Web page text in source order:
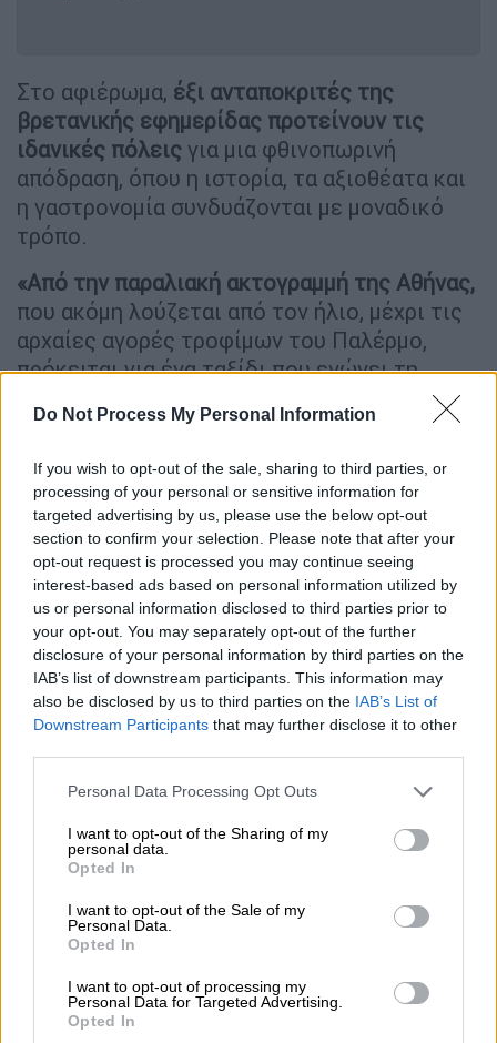
Do Not Process My Personal Information
If you wish to opt-out of the sale, sharing to third parties, or
processing of your personal or sensitive information for
targeted advertising by us, please use the below opt-out
section to confirm your selection. Please note that after your
opt-out request is processed you may continue seeing
interest-based ads based on personal information utilized by
us or personal information disclosed to third parties prior to
your opt-out. You may separately opt-out of the further
disclosure of your personal information by third parties on the
IAB’s list of downstream participants. This information may
also be disclosed by us to third parties on the IAB’s List of
Downstream Participants that may further disclose it to other
Please note that this website/app uses one or more Google
not limited to your visit or usage behaviour. You may click to
grant or deny consent to Google and its third-party tags to
use your data for below specified purposes in below Google
consent section.
Personal Data Processing Opt Outs
I want to opt-out of the Sharing of my
personal data.
Opted In
I want to opt-out of the Sale of my
Personal Data.
Opted In
I want to opt-out of processing my
Personal Data for Targeted Advertising.
Opted In
Στο αφιέρωμα, έξι ανταποκριτές της
βρετανικής εφημερίδας προτείνουν τις
ιδανικές πόλεις για μια φθινοπωρινή
απόδραση, όπου η ιστορία, τα αξιοθέατα και
η γαστρονομία συνδυάζονται με μοναδικό
τρόπο.
«Από την παραλιακή ακτογραμμή της Αθήνας,
που ακόμη λούζεται από τον ήλιο, μέχρι τις
αρχαίες αγορές τροφίμων του Παλέρμο,
πρόκειται για ένα ταξίδι που ενώνει τη
Μεσόγειο μέσα από γεύσεις, αρώματα και
εικόνες», γράφει χαρακτηριστικά ο Guardian.
Αθήνα
Η ανταποκρίτριαHelena Smith, που καλύπτει
Ελλάδα, Τουρκία και Κύπρο, περιγράφει την
Αθήνα ως μια πόλη που «προσφέρει κάτι που
καμία άλλη ευρωπαϊκή πρωτεύουσα δεν
διαθέτει — μια ακτογραμμή άνω των 60
χιλιομέτρων, γεμάτη παραλίες που θα
ζήλευαν πολλά νησιά».
Ακόμη και εκτός σεζόν, ηΑθηναϊκή Ριβιέρα
διατηρεί τη γοητεία της:
«Κολυμπώντας στο χρυσό ηλιοβασίλεμα της
Βουλιαγμένηςένιωσα τη μαγνητική έλξη της
γεύμα στη θαλασσινή ταβέρνα Sardelaki,
όπου «οι μεζέδες σερβίρονται σε ξύλινα
Η δημοσιογράφος τονίζει και την άλλη